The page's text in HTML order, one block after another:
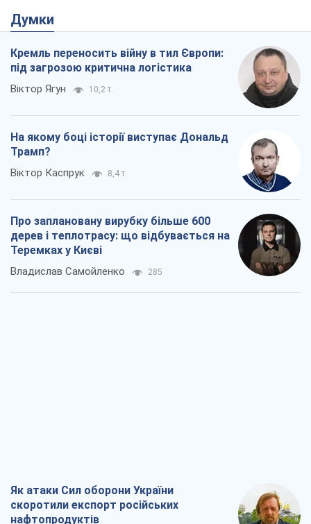
Думки
Кремль переносить війну в тил Європи:
під загрозою критична логістика
Віктор Ягун 10,2 т.
На якому боці історії виступає Дональд
Трамп?
Віктор Каспрук 8,4 т.
Про заплановану вирубку більше 600
дерев і теплотрасу: що відбувається на
Теремках у Києві
Владислав Самойленко 285
Як атаки Сил оборони України
скоротили експорт російських
нафтопродуктів